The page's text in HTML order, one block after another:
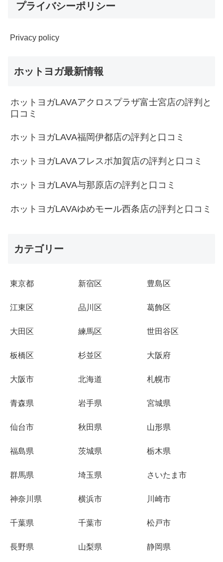
プライバシーポリシー
Privacy policy
ホットヨガ最新情報
ホットヨガLAVAアクロスプラザ富士宮店の評判と
口コミ
ホットヨガLAVA福岡伊都店の評判と口コミ
ホットヨガLAVAフレスポ加賀店の評判と口コミ
ホットヨガLAVA与那原店の評判と口コミ
ホットヨガLAVAゆめモール西条店の評判と口コミ
カテゴリー
東京都 新宿区 豊島区
江東区 品川区 葛飾区
大田区 練馬区 世田谷区
板橋区 杉並区 大阪府
大阪市 北海道 札幌市
青森県 岩手県 宮城県
仙台市 秋田県 山形県
福島県 茨城県 栃木県
群馬県 埼玉県 さいたま市
神奈川県 横浜市 川崎市
千葉県 千葉市 松戸市
長野県 山梨県 静岡県